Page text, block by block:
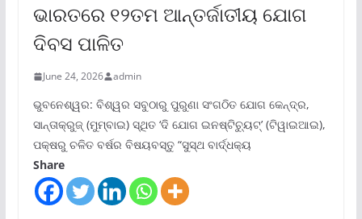
ଭାରତରେ ୧୨ତମ ଆନ୍ତର୍ଜାତୀୟ ଯୋଗ
ଦିବସ ପାଳିତ
June 24, 2026 admin
ଭୁବନେଶ୍ୱର: ବିଶ୍ୱର ସବୁଠାରୁ ପୁରୁଣା ସଂଗଠିତ ଯୋଗ କେନ୍ଦ୍ର,
ସାନ୍ତାକ୍ରୁଜ୍ (ମୁମ୍ବାଇ) ସ୍ଥିତ ‘ଦି ଯୋଗ ଇନଷ୍ଟିଚ୍ୟୁଟ୍‌’ (ଟିୱାଇଆଇ),
ପକ୍ଷରୁ ଚଳିତ ବର୍ଷର ବିଷୟବସ୍ତୁ “ସୁସ୍ଥ ବାର୍ଦ୍ଧକ୍ୟ
Share